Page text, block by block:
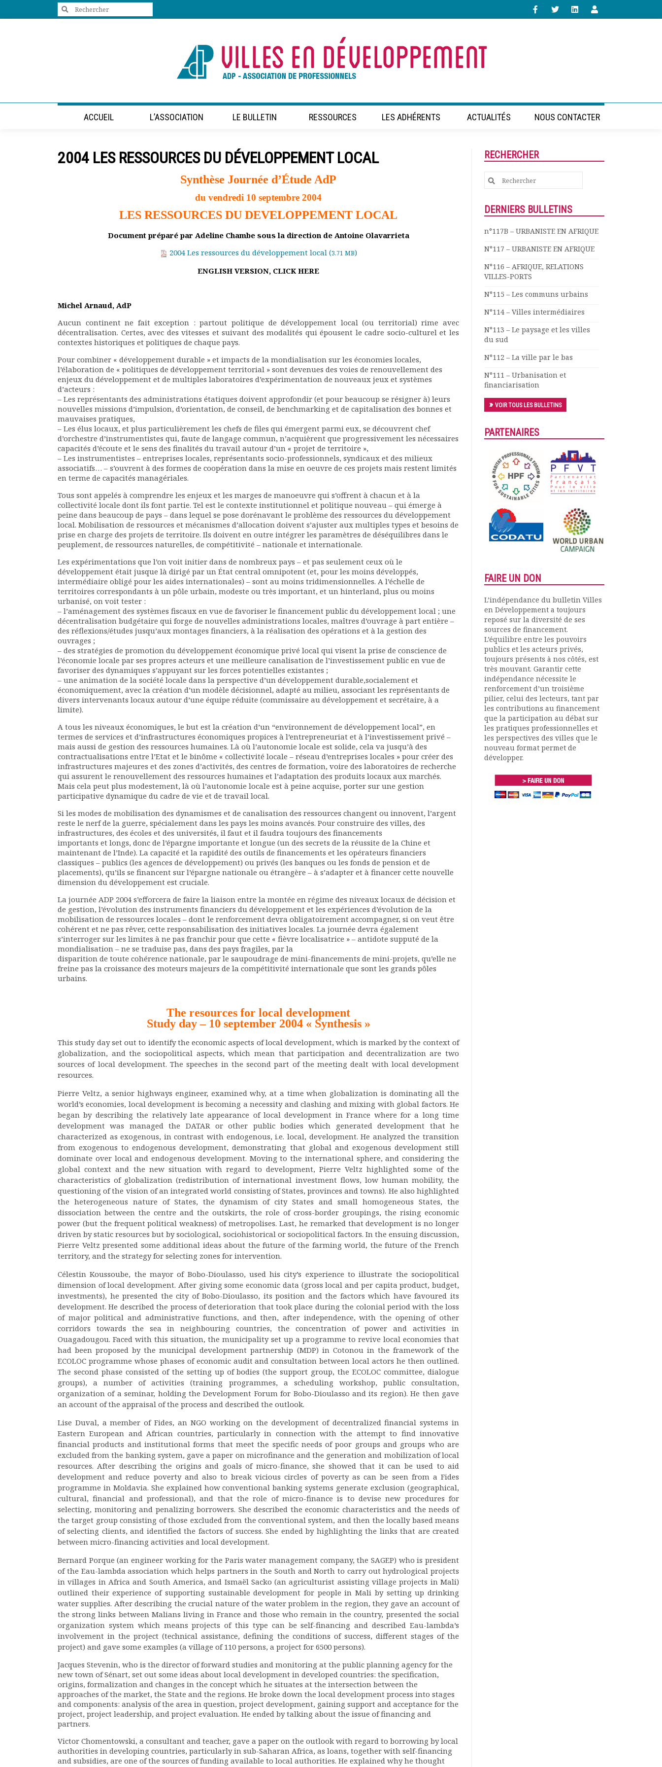
développement
Podcast-AdP
Dîners débats
Journées d’études
Concours vidéo
Nos partenaires
Evénements
Publications et rapports
Search
ACCUEIL L’ASSOCIATION LE BULLETIN RESSOURCES LES ADHÉRENTS ACTUALITÉS NOUS CONTACTER
2004 LES RESSOURCES DU DÉVELOPPEMENT LOCAL
Synthèse Journée d’Étude AdP
du vendredi 10 septembre 2004
LES RESSOURCES DU DEVELOPPEMENT LOCAL
Document préparé par Adeline Chambe sous la direction de Antoine Olavarrieta
2004 Les ressources du développement local (3.71 MB)
ENGLISH VERSION, CLICK HERE
Michel Arnaud, AdP
Aucun continent ne fait exception : partout politique de développement local (ou territorial) rime avec
décentralisation. Certes, avec des vitesses et suivant des modalités qui épousent le cadre socio-culturel et les
contextes historiques et politiques de chaque pays.
Pour combiner « développement durable » et impacts de la mondialisation sur les économies locales,
l’élaboration de « politiques de développement territorial » sont devenues des voies de renouvellement des
enjeux du développement et de multiples laboratoires d’expérimentation de nouveaux jeux et systèmes
d’acteurs :
– Les représentants des administrations étatiques doivent approfondir (et pour beaucoup se résigner à) leurs
nouvelles missions d’impulsion, d’orientation, de conseil, de benchmarking et de capitalisation des bonnes et
mauvaises pratiques,
– Les élus locaux, et plus particulièrement les chefs de files qui émergent parmi eux, se découvrent chef
d’orchestre d’instrumentistes qui, faute de langage commun, n’acquièrent que progressivement les nécessaires
capacités d’écoute et le sens des finalités du travail autour d’un « projet de territoire »,
– Les instrumentistes – entreprises locales, représentants socio-professionnels, syndicaux et des milieux
associatifs… – s’ouvrent à des formes de coopération dans la mise en oeuvre de ces projets mais restent limités
en terme de capacités managériales.
Tous sont appelés à comprendre les enjeux et les marges de manoeuvre qui s’offrent à chacun et à la
collectivité locale dont ils font partie. Tel est le contexte institutionnel et politique nouveau – qui émerge à
peine dans beaucoup de pays – dans lequel se pose dorénavant le problème des ressources du développement
local. Mobilisation de ressources et mécanismes d’allocation doivent s’ajuster aux multiples types et besoins de
prise en charge des projets de territoire. Ils doivent en outre intégrer les paramètres de déséquilibres dans le
peuplement, de ressources naturelles, de compétitivité – nationale et internationale.
Les expérimentations que l’on voit initier dans de nombreux pays – et pas seulement ceux où le
développement était jusque là dirigé par un État central omnipotent (et, pour les moins développés,
intermédiaire obligé pour les aides internationales) – sont au moins tridimensionnelles. A l’échelle de
territoires correspondants à un pôle urbain, modeste ou très important, et un hinterland, plus ou moins
urbanisé, on voit tester :
– l’aménagement des systèmes fiscaux en vue de favoriser le financement public du développement local ; une
décentralisation budgétaire qui forge de nouvelles administrations locales, maîtres d’ouvrage à part entière –
des réflexions/études jusqu’aux montages financiers, à la réalisation des opérations et à la gestion des
ouvrages ;
– des stratégies de promotion du développement économique privé local qui visent la prise de conscience de
l’économie locale par ses propres acteurs et une meilleure canalisation de l’investissement public en vue de
favoriser des dynamiques s’appuyant sur les forces potentielles existantes ;
– une animation de la société locale dans la perspective d’un développement durable,socialement et
économiquement, avec la création d’un modèle décisionnel, adapté au milieu, associant les représentants de
divers intervenants locaux autour d’une équipe réduite (commissaire au développement et secrétaire, à a
limite).
A tous les niveaux économiques, le but est la création d’un “environnement de développement local”, en
termes de services et d’infrastructures économiques propices à l’entrepreneuriat et à l’investissement privé –
mais aussi de gestion des ressources humaines. Là où l’autonomie locale est solide, cela va jusqu’à des
contractualisations entre l’Etat et le binôme « collectivité locale – réseau d’entreprises locales » pour créer des
infrastructures majeures et des zones d’activités, des centres de formation, voire des laboratoires de recherche
qui assurent le renouvellement des ressources humaines et l’adaptation des produits locaux aux marchés.
Mais cela peut plus modestement, là où l’autonomie locale est à peine acquise, porter sur une gestion
participative dynamique du cadre de vie et de travail local.
Si les modes de mobilisation des dynamismes et de canalisation des ressources changent ou innovent, l’argent
reste le nerf de la guerre, spécialement dans les pays les moins avancés. Pour construire des villes, des
infrastructures, des écoles et des universités, il faut et il faudra toujours des financements
importants et longs, donc de l’épargne importante et longue (un des secrets de la réussite de la Chine et
maintenant de l’Inde). La capacité et la rapidité des outils de financements et les opérateurs financiers
classiques – publics (les agences de développement) ou privés (les banques ou les fonds de pension et de
placements), qu’ils se financent sur l’épargne nationale ou étrangère – à s’adapter et à financer cette nouvelle
dimension du développement est cruciale.
La journée ADP 2004 s’efforcera de faire la liaison entre la montée en régime des niveaux locaux de décision et
de gestion, l’évolution des instruments financiers du développement et les expériences d’évolution de la
mobilisation de ressources locales – dont le renforcement devra obligatoirement accompagner, si on veut être
cohérent et ne pas rêver, cette responsabilisation des initiatives locales. La journée devra également
s’interroger sur les limites à ne pas franchir pour que cette « fièvre localisatrice » – antidote supputé de la
mondialisation – ne se traduise pas, dans des pays fragiles, par la
disparition de toute cohérence nationale, par le saupoudrage de mini-financements de mini-projets, qu’elle ne
freine pas la croissance des moteurs majeurs de la compétitivité internationale que sont les grands pôles
urbains.
The resources for local development
Study day – 10 september 2004 « Synthesis »
This study day set out to identify the economic aspects of local development, which is marked by the context of
globalization, and the sociopolitical aspects, which mean that participation and decentralization are two
sources of local development. The speeches in the second part of the meeting dealt with local development
resources.
Pierre Veltz, a senior highways engineer, examined why, at a time when globalization is dominating all the
world’s economies, local development is becoming a necessity and clashing and mixing with global factors. He
began by describing the relatively late appearance of local development in France where for a long time
development was managed the DATAR or other public bodies which generated development that he
characterized as exogenous, in contrast with endogenous, i.e. local, development. He analyzed the transition
from exogenous to endogenous development, demonstrating that global and exogenous development still
dominate over local and endogenous development. Moving to the international sphere, and considering the
global context and the new situation with regard to development, Pierre Veltz highlighted some of the
characteristics of globalization (redistribution of international investment flows, low human mobility, the
questioning of the vision of an integrated world consisting of States, provinces and towns). He also highlighted
the heterogeneous nature of States, the dynamism of city States and small homogeneous States, the
dissociation between the centre and the outskirts, the role of cross-border groupings, the rising economic
power (but the frequent political weakness) of metropolises. Last, he remarked that development is no longer
driven by static resources but by sociological, sociohistorical or sociopolitical factors. In the ensuing discussion,
Pierre Veltz presented some additional ideas about the future of the farming world, the future of the French
territory, and the strategy for selecting zones for intervention.
Célestin Koussoube, the mayor of Bobo-Dioulasso, used his city’s experience to illustrate the sociopolitical
dimension of local development. After giving some economic data (gross local and per capita product, budget,
investments), he presented the city of Bobo-Dioulasso, its position and the factors which have favoured its
development. He described the process of deterioration that took place during the colonial period with the loss
of major political and administrative functions, and then, after independence, with the opening of other
corridors towards the sea in neighbouring countries, the concentration of power and activities in
Ouagadougou. Faced with this situation, the municipality set up a programme to revive local economies that
had been proposed by the municipal development partnership (MDP) in Cotonou in the framework of the
ECOLOC programme whose phases of economic audit and consultation between local actors he then outlined.
The second phase consisted of the setting up of bodies (the support group, the ECOLOC committee, dialogue
groups), a number of activities (training programmes, a scheduling workshop, public consultation,
organization of a seminar, holding the Development Forum for Bobo-Dioulasso and its region). He then gave
an account of the appraisal of the process and described the outlook.
Lise Duval, a member of Fides, an NGO working on the development of decentralized financial systems in
Eastern European and African countries, particularly in connection with the attempt to find innovative
financial products and institutional forms that meet the specific needs of poor groups and groups who are
excluded from the banking system, gave a paper on microfinance and the generation and mobilization of local
resources. After describing the origins and goals of micro-finance, she showed that it can be used to aid
development and reduce poverty and also to break vicious circles of poverty as can be seen from a Fides
programme in Moldavia. She explained how conventional banking systems generate exclusion (geographical,
cultural, financial and professional), and that the role of micro-finance is to devise new procedures for
selecting, monitoring and penalizing borrowers. She described the economic characteristics and the needs of
the target group consisting of those excluded from the conventional system, and then the locally based means
of selecting clients, and identified the factors of success. She ended by highlighting the links that are created
between micro-financing activities and local development.
Bernard Porque (an engineer working for the Paris water management company, the SAGEP) who is president
of the Eau-lambda association which helps partners in the South and North to carry out hydrological projects
in villages in Africa and South America, and Ismaël Sacko (an agriculturist assisting village projects in Mali)
outlined their experience of supporting sustainable development for people in Mali by setting up drinking
water supplies. After describing the crucial nature of the water problem in the region, they gave an account of
the strong links between Malians living in France and those who remain in the country, presented the social
organization system which means projects of this type can be self-financing and described Eau-lambda’s
involvement in the project (technical assistance, defining the conditions of success, different stages of the
project) and gave some examples (a village of 110 persons, a project for 6500 persons).
Jacques Stevenin, who is the director of forward studies and monitoring at the public planning agency for the
new town of Sénart, set out some ideas about local development in developed countries: the specification,
origins, formalization and changes in the concept which he situates at the intersection between the
approaches of the market, the State and the regions. He broke down the local development process into stages
and components: analysis of the area in question, project development, gaining support and acceptance for the
project, project leadership, and project evaluation. He ended by talking about the issue of financing and
partners.
Victor Chomentowski, a consultant and teacher, gave a paper on the outlook with regard to borrowing by local
authorities in developing countries, particularly in sub-Saharan Africa, as loans, together with self-financing
and subsidies, are one of the sources of funding available to local authorities. He explained why he thought
RECHERCHER
Search
for:
DERNIERS BULLETINS
n°117B – URBANISTE EN AFRIQUE
N°117 – URBANISTE EN AFRIQUE
N°116 – AFRIQUE, RELATIONS
VILLES-PORTS
N°115 – Les communs urbains
N°114 – Villes intermédiaires
N°113 – Le paysage et les villes
du sud
N°112 – La ville par le bas
N°111 – Urbanisation et
financiarisation
VOIR TOUS LES BULLETINS
PARTENAIRES
FAIRE UN DON
L’indépendance du bulletin Villes
en Développement a toujours
reposé sur la diversité de ses
sources de financement.
L’équilibre entre les pouvoirs
publics et les acteurs privés,
toujours présents à nos côtés, est
très mouvant. Garantir cette
indépendance nécessite le
renforcement d’un troisième
pilier, celui des lecteurs, tant par
les contributions au financement
que la participation au débat sur
les pratiques professionnelles et
les perspectives des villes que le
nouveau format permet de
développer.